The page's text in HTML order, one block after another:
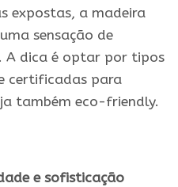
expostas, a madeira
sensação de
A dica é optar por tipos
certificadas para
também eco-friendly.
e sofisticação